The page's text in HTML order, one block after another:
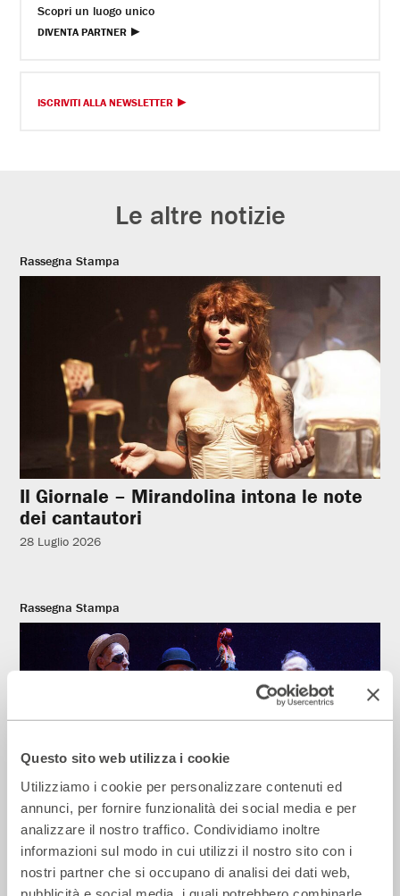
Questo sito web utilizza i cookie
Utilizziamo i cookie per personalizzare contenuti ed
annunci, per fornire funzionalità dei social media e per
analizzare il nostro traffico. Condividiamo inoltre
informazioni sul modo in cui utilizzi il nostro sito con i
nostri partner che si occupano di analisi dei dati web,
Scopri un luogo unico
DIVENTA PARTNER
ISCRIVITI ALLA NEWSLETTER
Le altre notizie
Rassegna Stampa
Il Giornale – Mirandolina intona le note
dei cantautori
28 Luglio 2026
Rassegna Stampa
La Repubblica – In scena gli eroi di
strada secondo Raffaele Viviani
14 Luglio 2026